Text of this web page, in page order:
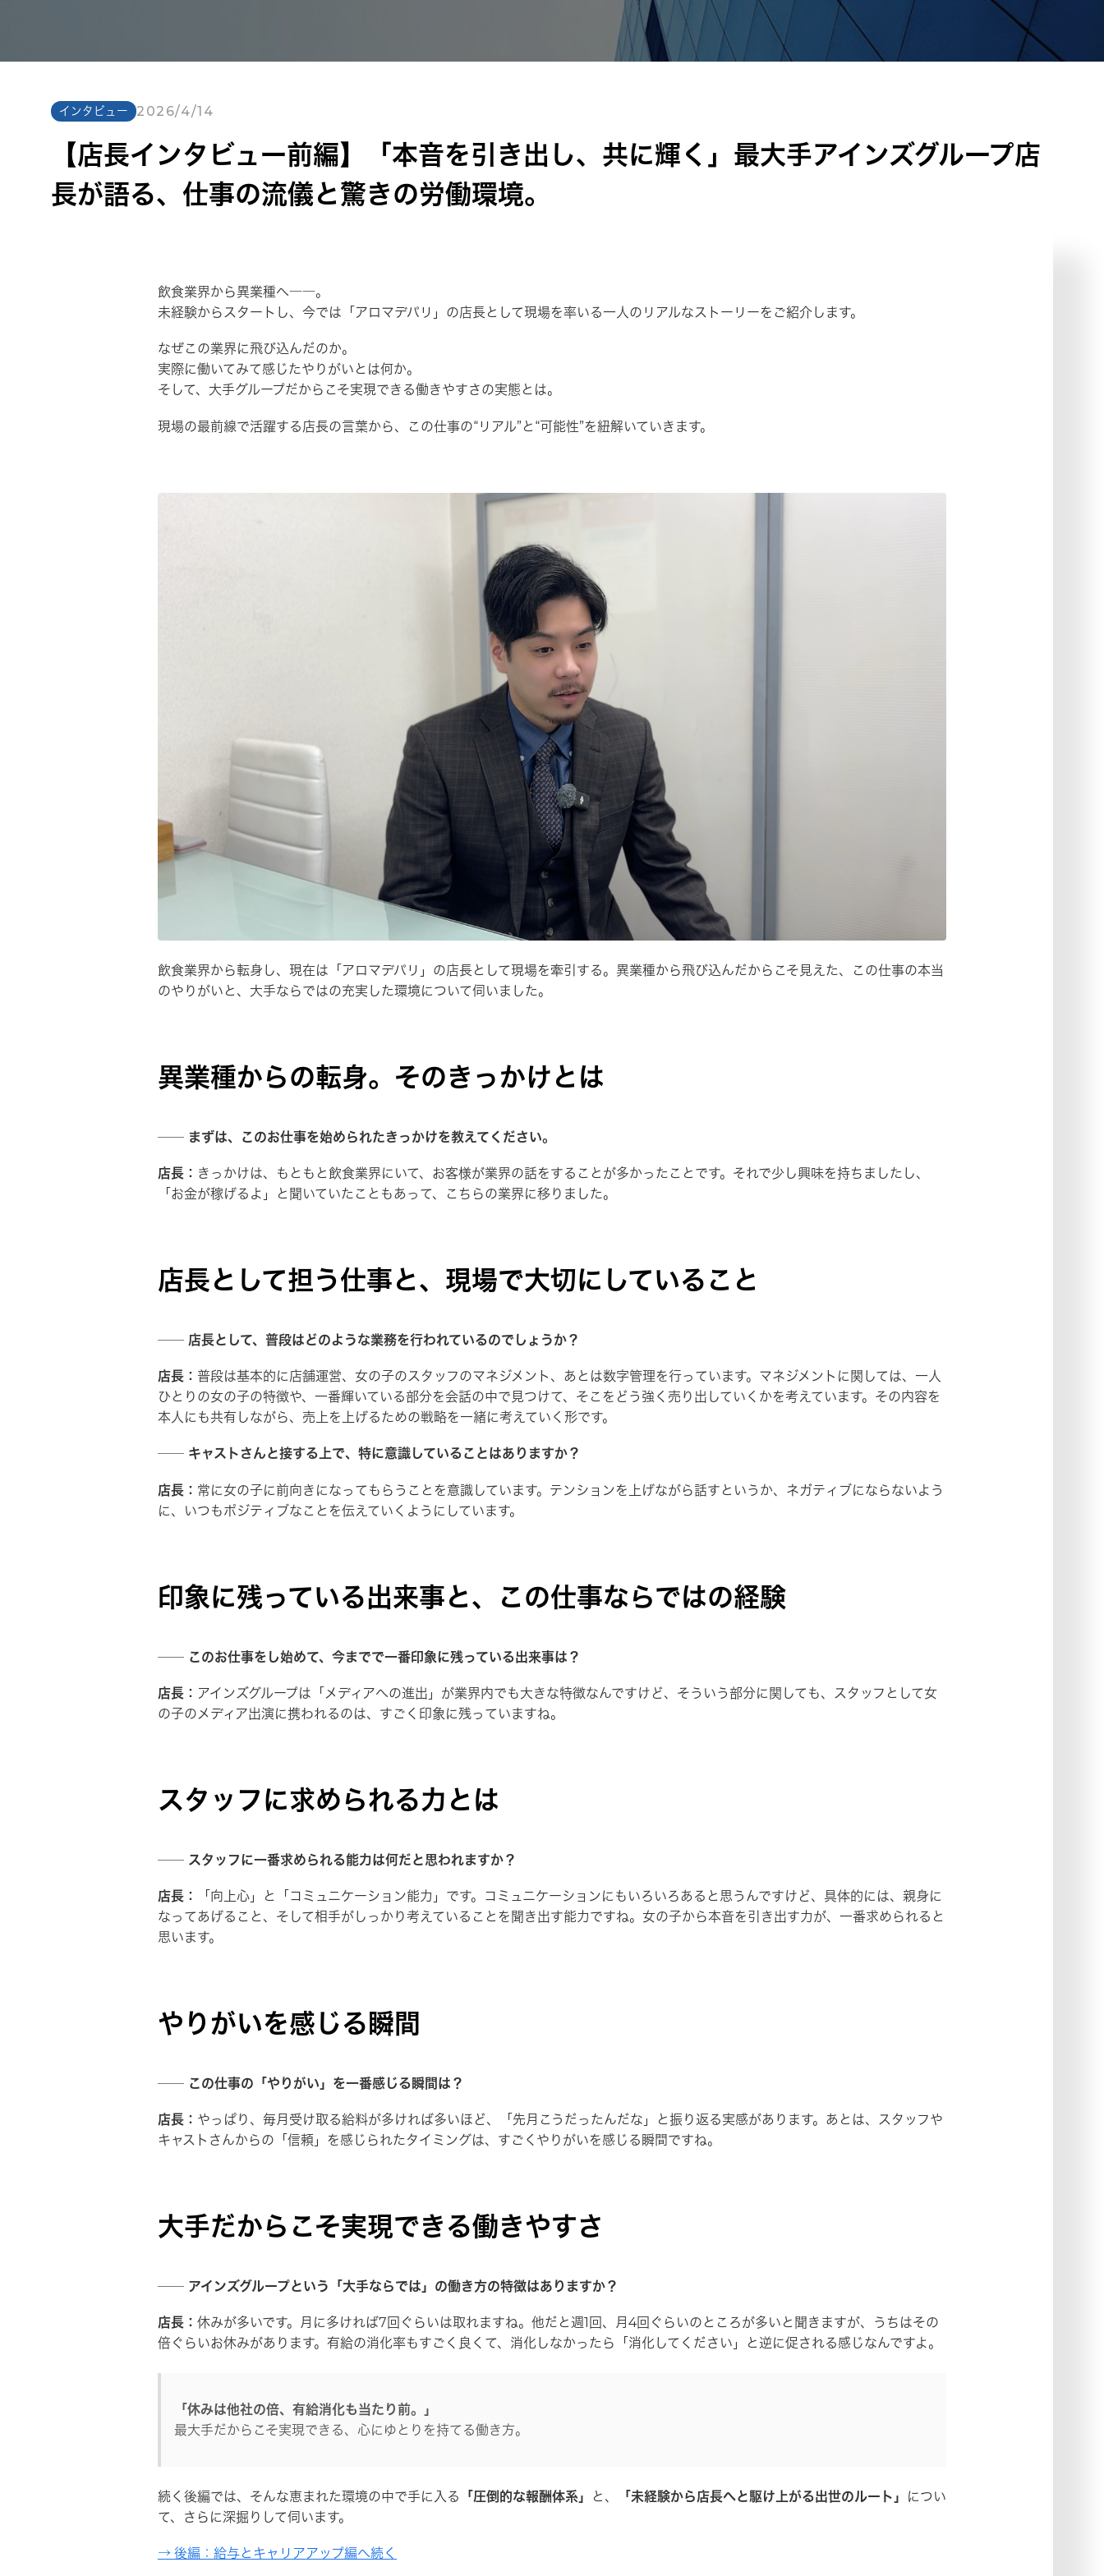
インタビュー 2026/4/14
【店長インタビュー前編】「本音を引き出し、共に輝く」最大手アインズグループ店
長が語る、仕事の流儀と驚きの労働環境。
飲食業界から異業種へ――。
未経験からスタートし、今では「アロマデパリ」の店長として現場を率いる一人のリアルなストーリーをご紹介します。
なぜこの業界に飛び込んだのか。
実際に働いてみて感じたやりがいとは何か。
そして、大手グループだからこそ実現できる働きやすさの実態とは。
現場の最前線で活躍する店長の言葉から、この仕事の“リアル”と“可能性”を紐解いていきます。
飲食業界から転身し、現在は「アロマデパリ」の店長として現場を牽引する。異業種から飛び込んだからこそ見えた、この仕事の本当
のやりがいと、大手ならではの充実した環境について伺いました。
異業種からの転身。そのきっかけとは
── まずは、このお仕事を始められたきっかけを教えてください。
店長： きっかけは、もともと飲食業界にいて、お客様が業界の話をすることが多かったことです。それで少し興味を持ちましたし、
「お金が稼げるよ」と聞いていたこともあって、こちらの業界に移りました。
店長として担う仕事と、現場で大切にしていること
── 店長として、普段はどのような業務を行われているのでしょうか？
店長： 普段は基本的に店舗運営、女の子のスタッフのマネジメント、あとは数字管理を行っています。マネジメントに関しては、一人
ひとりの女の子の特徴や、一番輝いている部分を会話の中で見つけて、そこをどう強く売り出していくかを考えています。その内容を
本人にも共有しながら、売上を上げるための戦略を一緒に考えていく形です。
── キャストさんと接する上で、特に意識していることはありますか？
店長： 常に女の子に前向きになってもらうことを意識しています。テンションを上げながら話すというか、ネガティブにならないよう
に、いつもポジティブなことを伝えていくようにしています。
印象に残っている出来事と、この仕事ならではの経験
── このお仕事をし始めて、今までで一番印象に残っている出来事は？
店長： アインズグループは「メディアへの進出」が業界内でも大きな特徴なんですけど、そういう部分に関しても、スタッフとして女
の子のメディア出演に携われるのは、すごく印象に残っていますね。
スタッフに求められる力とは
── スタッフに一番求められる能力は何だと思われますか？
店長：
「向上心」と「コミュニケーション能力」です。コミュニケーションにもいろいろあると思うんですけど、具体的には、親身に
なってあげること、そして相手がしっかり考えていることを聞き出す能力ですね。女の子から本音を引き出す力が、一番求められると
思います。
やりがいを感じる瞬間
── この仕事の「やりがい」を一番感じる瞬間は？
店長： やっぱり、毎月受け取る給料が多ければ多いほど、「先月こうだったんだな」と振り返る実感があります。あとは、スタッフや
キャストさんからの「信頼」を感じられたタイミングは、すごくやりがいを感じる瞬間ですね。
大手だからこそ実現できる働きやすさ
── アインズグループという「大手ならでは」の働き方の特徴はありますか？
店長： 休みが多いです。月に多ければ7回ぐらいは取れますね。他だと週1回、月4回ぐらいのところが多いと聞きますが、うちはその
倍ぐらいお休みがあります。有給の消化率もすごく良くて、消化しなかったら「消化してください」と逆に促される感じなんですよ。
「休みは他社の倍、有給消化も当たり前。」
最大手だからこそ実現できる、心にゆとりを持てる働き方。
続く後編では、そんな恵まれた環境の中で手に入る 「圧倒的な報酬体系」 と、 「未経験から店長へと駆け上がる出世のルート」
につい
て、さらに深掘りして伺います。
→ 後編：給与とキャリアアップ編へ続く